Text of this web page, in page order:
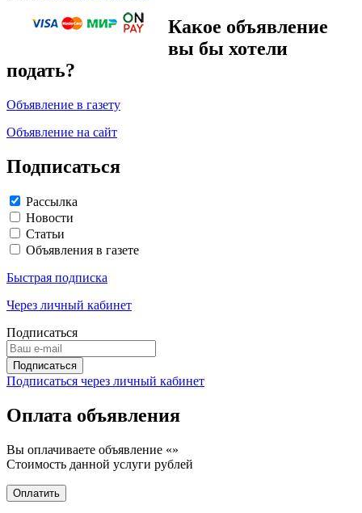
Какое объявление
вы бы хотели
подать?
Объявление в газету
Объявление на сайт
Подписаться
Рассылка
Новости
Статьи
Объявления в газете
Быстрая подписка
Через личный кабинет
Подписаться
Подписаться через личный кабинет
Оплата объявления
Вы оплачиваете объявление «»
Стоимость данной услуги рублей